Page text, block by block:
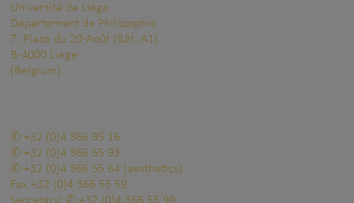
Université de Liège
Département de Philosophie
7, Place du 20-Août (Bât. A1)
B-4000 Liège
(Belgium)
+32 (0)4 366 95 16
+32 (0)4 366 55 93
+32 (0)4 366 55 64 (aesthetics)
Fax +32 (0)4 366 55 59